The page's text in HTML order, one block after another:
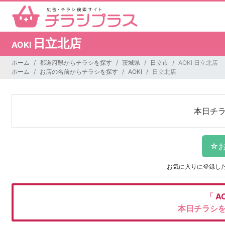
AOKI 日立北店
ホーム 都道府県からチラシを探す 茨城県 日立市
AOKI 日立北店
ホーム
お店の名前からチラシを探す AOKI 日立北店
本日チ
お気に入りに登録し
「
本日チラシ